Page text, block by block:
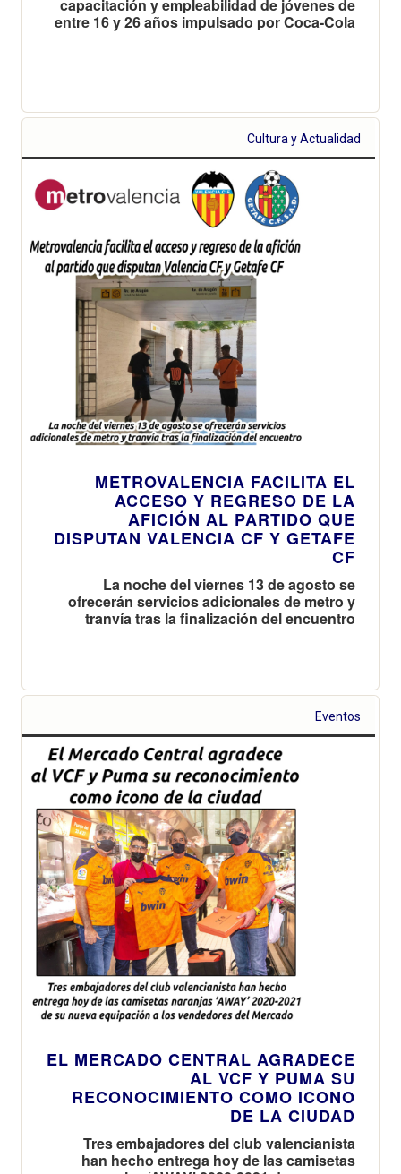
capacitación y empleabilidad de jóvenes de
entre 16 y 26 años impulsado por Coca-Cola
Cultura y Actualidad
METROVALENCIA FACILITA EL
ACCESO Y REGRESO DE LA
AFICIÓN AL PARTIDO QUE
DISPUTAN VALENCIA CF Y GETAFE
CF
La noche del viernes 13 de agosto se
ofrecerán servicios adicionales de metro y
tranvía tras la finalización del encuentro
Eventos
EL MERCADO CENTRAL AGRADECE
AL VCF Y PUMA SU
RECONOCIMIENTO COMO ICONO
DE LA CIUDAD
Tres embajadores del club valencianista
han hecho entrega hoy de las camisetas